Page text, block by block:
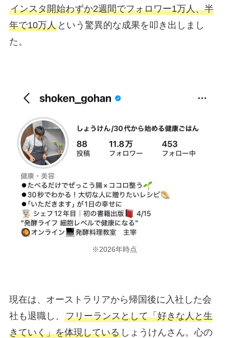
インスタ開始わずか2週間でフォロワー1万人、半
年で10万人という驚異的な成果を叩き出しまし
た。
※2026年時点
現在は、オーストラリアから帰国後に入社した会
社も退職し、 フリーランスとして「好きな人と生
きていく」を体現しているしょうけんさん。心の